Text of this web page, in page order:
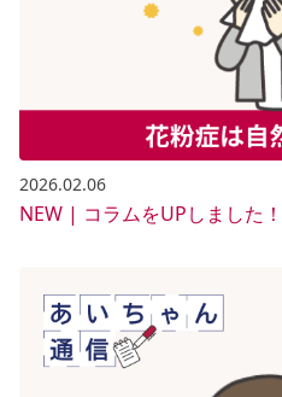
2026.02.06
NEW | コラムをUPしました！